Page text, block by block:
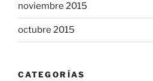
noviembre 2015
octubre 2015
CATEGORÍAS